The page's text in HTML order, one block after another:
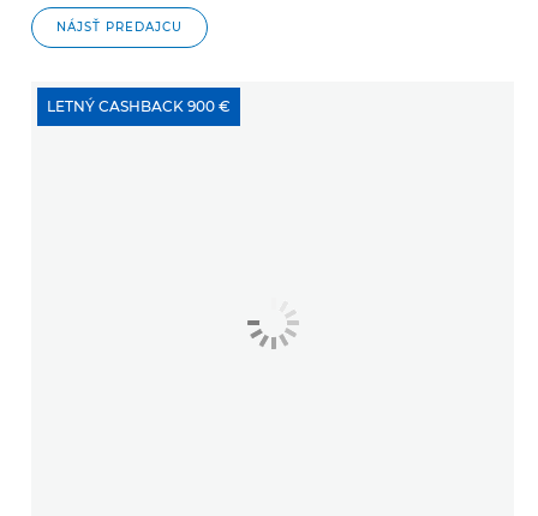
NÁJSŤ PREDAJCU
LETNÝ CASHBACK 900 €